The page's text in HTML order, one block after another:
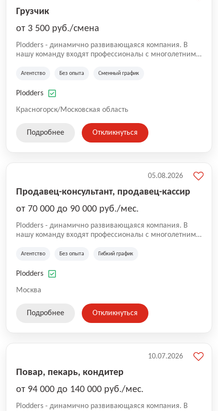
Грузчик
от 3 500 руб./смена
Plodders - динамично развивающаяся компания. В
нашу команду входят профессионалы с многолетним
на рынке аутсорсинга, а накопленный опыт позволяют
оказываемых услуг.
Агентство Без опыта Сменный график
Plodders
Красногорск/Московская область
Подробнее Откликнуться
Продавец-консультант, продавец-кассир
от 70 000 до 90 000 руб./мес.
Plodders - динамично развивающаяся компания. В
нашу команду входят профессионалы с многолетним
на рынке аутсорсинга, а накопленный опыт позволяют
оказываемых услуг.
Агентство Без опыта Гибкий график
Plodders
Москва
05.08.2026
Подробнее Откликнуться
Повар, пекарь, кондитер
от 94 000 до 140 000 руб./мес.
Plodders - динамично развивающаяся компания. В
10.07.2026